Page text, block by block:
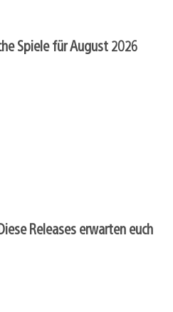
Spiele für August 2026
Releases erwarten euch